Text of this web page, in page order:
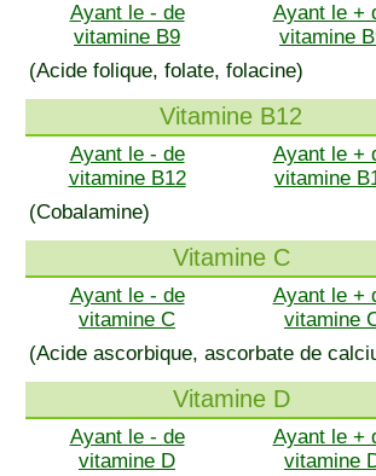
Ayant le - de
vitamine B9
Ayant le +
vitamine
(Acide folique, folate, folacine)
Vitamine B12
Ayant le - de
vitamine B12
Ayant le +
vitamine
(Cobalamine)
Vitamine C
Ayant le - de
vitamine C
Ayant le +
vitamine
(Acide ascorbique, ascorbate de
Vitamine D
Ayant le - de
vitamine D
Ayant le +
vitamine